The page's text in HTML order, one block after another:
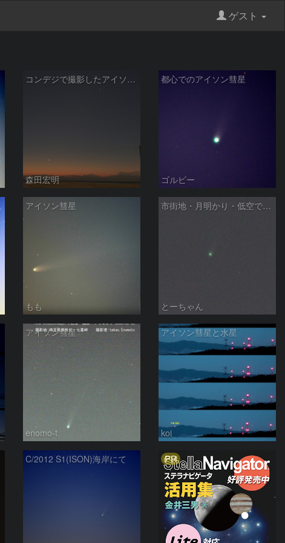
ゲスト
コンデジで撮影したアイソン彗星
森田宏明
都心でのアイソン彗星
ゴルビー
アイソン彗星
もも
市街地・月明かり・低空でのアイソン彗星
とーちゃん
アイソン彗星
enomo-t
アイソン彗星と水星
koi
C/2012 S1(ISON)海岸にて PR